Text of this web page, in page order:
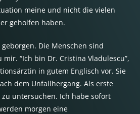
meine und nicht die vielen
geholfen haben.
Die Menschen sind
“Ich bin Dr. Cristina Vladulescu”,
in gutem Englisch vor. Sie
dem Unfallhergang. Als erste
untersuchen. Ich habe sofort
morgen eine